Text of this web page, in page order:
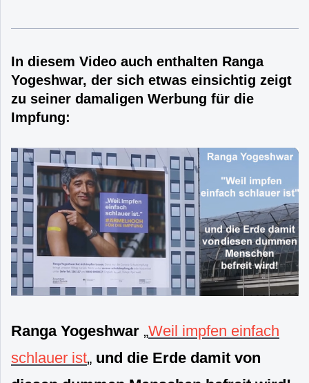
In diesem Video auch enthalten Ranga
Yogeshwar, der sich etwas einsichtig zeigt
zu seiner damaligen Werbung für die
Impfung:
Ranga Yogeshwar „Weil impfen einfach
schlauer ist„ und die Erde damit von